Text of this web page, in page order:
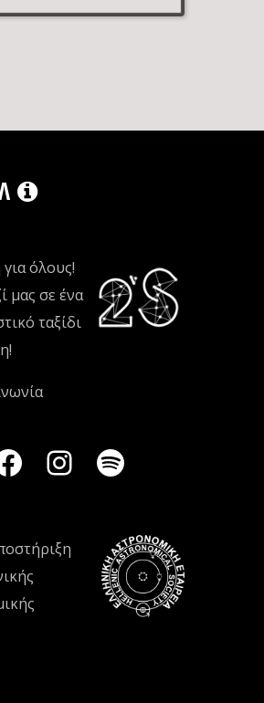
όλους!
μας σε ένα
ταξίδι